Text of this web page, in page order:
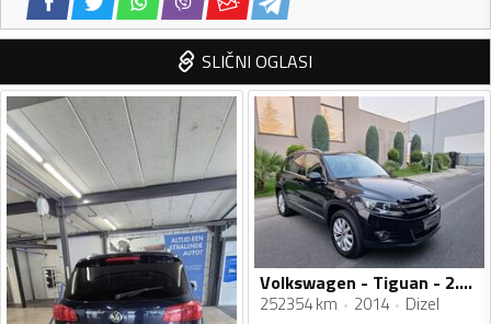
SLIČNI OGLASI
Volkswagen - Tiguan - 2.0tdi 103kw
252354 km 2014 Dizel